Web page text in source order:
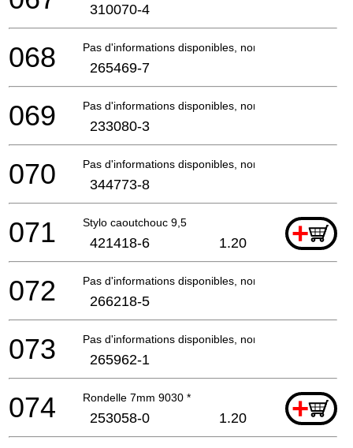
310070-4
Pas d'informations disponibles, non commandable
068 265469-7
Pas d'informations disponibles, non commandable
069 233080-3
Pas d'informations disponibles, non commandable
070 344773-8
Stylo caoutchouc 9,5 +
071 421418-6 1.20
Pas d'informations disponibles, non commandable
072 266218-5
Pas d'informations disponibles, non commandable
073 265962-1
Rondelle 7mm 9030 * +
074 253058-0 1.20